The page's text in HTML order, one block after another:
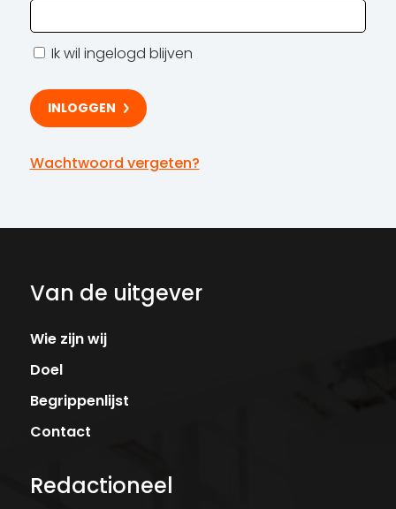
Ik wil ingelogd blijven
Wachtwoord vergeten?
Van de uitgever
Wie zijn wij
Doel
Begrippenlijst
Contact
Redactioneel